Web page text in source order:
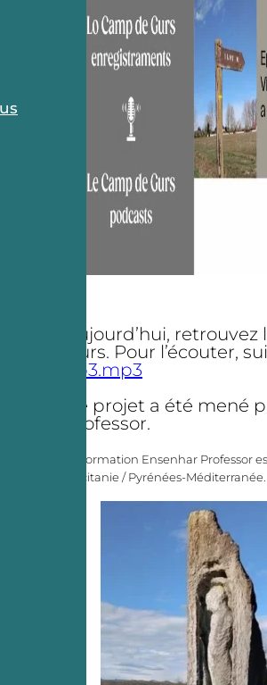
Aujourd’hui,
Gurs. Pour l’écouter,
ep3.mp3
Ce projet a été mené
Professor.
La formation Ensenhar Professor
Occitanie / Pyrénées-Méditerranée.